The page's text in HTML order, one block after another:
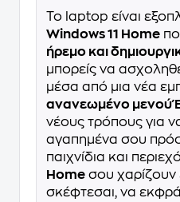
Το laptop είναι
Windows 11 Home
ήρεμο και
μπορείς να
μέσα από μια νέα
ανανεωμένο μενού
νέους τρόπους για
αγαπημένα σου
παιχνίδια και
Home σου χαρίζουν
σκέφτεσαι, να